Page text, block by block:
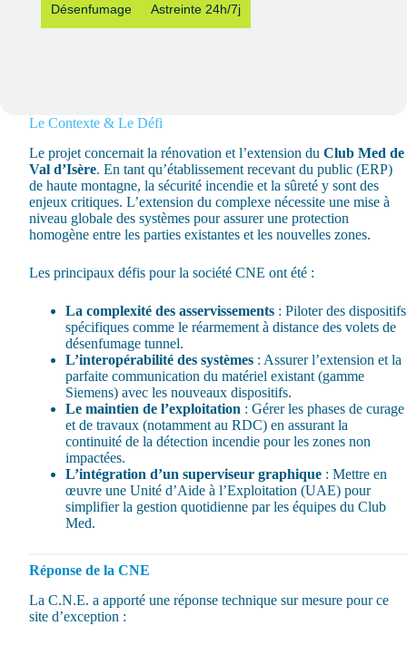
Désenfumage Astreinte 24h/7j
Le Contexte & Le Défi
Le projet concernait la rénovation et l’extension du Club Med de
Val d’Isère. En tant qu’établissement recevant du public (ERP)
de haute montagne, la sécurité incendie et la sûreté y sont des
enjeux critiques. L’extension du complexe nécessite une mise à
niveau globale des systèmes pour assurer une protection
homogène entre les parties existantes et les nouvelles zones.
Les principaux défis pour la société CNE ont été :
La complexité des asservissements : Piloter des dispositifs
spécifiques comme le réarmement à distance des volets de
désenfumage tunnel.
L’interopérabilité des systèmes : Assurer l’extension et la
parfaite communication du matériel existant (gamme
Siemens) avec les nouveaux dispositifs.
Le maintien de l’exploitation : Gérer les phases de curage
et de travaux (notamment au RDC) en assurant la
continuité de la détection incendie pour les zones non
impactées.
L’intégration d’un superviseur graphique : Mettre en
œuvre une Unité d’Aide à l’Exploitation (UAE) pour
simplifier la gestion quotidienne par les équipes du Club
Med.
Réponse de la CNE
La C.N.E. a apporté une réponse technique sur mesure pour ce
site d’exception :